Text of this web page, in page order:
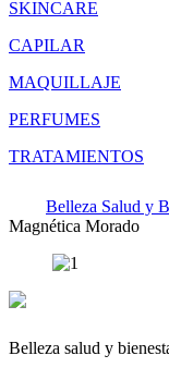
SKINCARE
CAPILAR
MAQUILLAJE
PERFUMES
TRATAMIENTOS
Belleza Salud y
Magnética Morado
Belleza salud y